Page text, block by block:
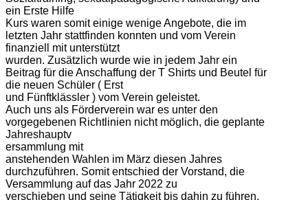
ein Erste Hilfe
Kurs waren somit einige wenige Angebote, die im
letzten Jahr stattfinden konnten und vom Verein
finanziell mit unterstützt
wurden. Zusätzlich wurde wie in jedem Jahr ein
Beitrag für die Anschaffung der T Shirts und Beutel für
die neuen Schüler ( Erst
und Fünftklässler ) vom Verein geleistet.
Auch uns als Förderverein war es unter den
vorgegebenen Richtlinien nicht möglich, die geplante
Jahreshauptv
ersammlung mit
anstehenden Wahlen im März diesen Jahres
durchzuführen. Somit entschied der Vorstand, die
Versammlung auf das Jahr 2022 zu
verschieben und seine Tätigkeit bis dahin zu führen.